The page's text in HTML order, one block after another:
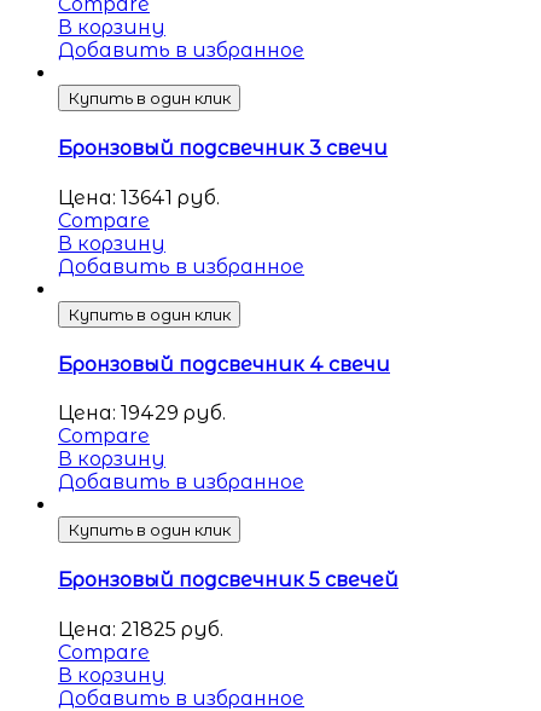
В корзину
Добавить в избранное
Купить в один клик
Бронзовый подсвечник 3 свечи
Цена: 13641 руб.
Compare
В корзину
Добавить в избранное
Купить в один клик
Бронзовый подсвечник 4 свечи
Цена: 19429 руб.
Compare
В корзину
Добавить в избранное
Купить в один клик
Бронзовый подсвечник 5 свечей
Цена: 21825 руб.
Compare
В корзину
Добавить в избранное